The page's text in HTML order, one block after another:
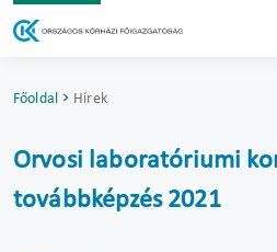
Főoldal Hírek
Orvosi laboratóriumi
továbbképzés 2021